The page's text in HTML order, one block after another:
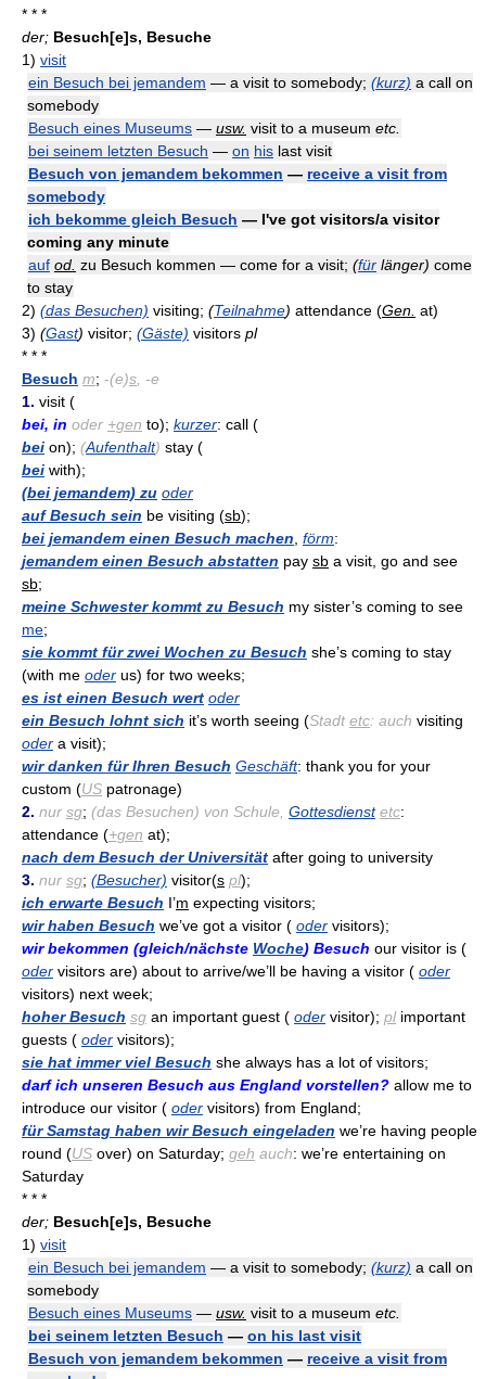
* * *
der; Besuch[e]s, Besuche
1) visit
ein Besuch bei jemandem — a visit to somebody; (kurz) a call on
somebody
Besuch eines Museums — usw. visit to a museum etc.
bei seinem letzten Besuch — on his last visit
Besuch von jemandem bekommen — receive a visit from
somebody
ich bekomme gleich Besuch — I've got visitors/a visitor
coming any minute
auf od. zu Besuch kommen — come for a visit; (für länger) come
to stay
2) (das Besuchen) visiting; (Teilnahme) attendance (Gen. at)
3) (Gast) visitor; (Gäste) visitors pl
* * *
Besuch m; -(e)s , -e
1. visit (
bei, in oder +gen to); kurzer: call (
bei on); (Aufenthalt) stay (
bei with);
(bei jemandem) zu oder
auf Besuch sein be visiting (sb);
bei jemandem einen Besuch machen förm:
jemandem einen Besuch abstatten pay sb a visit, go and see
sb;
meine Schwester kommt zu Besuch my sister’s coming to see
me;
sie kommt für zwei Wochen zu Besuch she’s coming to stay
(with me oder us) for two weeks;
es ist einen Besuch wert oder
ein Besuch lohnt sich it’s worth seeing (Stadt etc: auch visiting
oder a visit);
wir danken für Ihren Besuch Geschäft: thank you for your
custom (US patronage)
2. nur sg; (das Besuchen) von Schule, Gottesdienst etc:
attendance (+gen at);
nach dem Besuch der Universität after going to university
3. nur sg; (Besucher) visitor(s pl);
ich erwarte Besuch I’m expecting visitors;
wir haben Besuch we’ve got a visitor ( oder visitors);
wir bekommen (gleich/nächste Woche) Besuch our visitor is (
oder visitors are) about to arrive/we’ll be having a visitor ( oder
visitors) next week;
hoher Besuch sg an important guest ( oder visitor); plimportant
guests ( oder visitors);
sie hat immer viel Besuch she always has a lot of visitors;
darf ich unseren Besuch aus England vorstellen? allow me to
introduce our visitor ( oder visitors) from England;
für Samstag haben wir Besuch eingeladen we’re having people
round (US over) on Saturday; geh auch: we’re entertaining on
Saturday
* * *
der; Besuch[e]s, Besuche
1) visit
ein Besuch bei jemandem — a visit to somebody; (kurz) a call on
somebody
Besuch eines Museums — usw. visit to a museum etc.
bei seinem letzten Besuch — on his last visit
Besuch von jemandem bekommen — receive a visit from